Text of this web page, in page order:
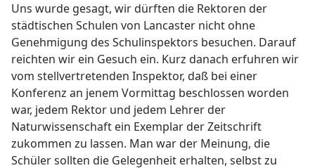
Uns wurde gesagt, wir dürften die Rektoren der
städtischen Schulen von Lancaster nicht ohne
Genehmigung des Schulinspektors besuchen. Darauf
reichten wir ein Gesuch ein. Kurz danach erfuhren wir
vom stellvertretenden Inspektor, daß bei einer
Konferenz an jenem Vormittag beschlossen worden
war, jedem Rektor und jedem Lehrer der
Naturwissenschaft ein Exemplar der Zeitschrift
zukommen zu lassen. Man war der Meinung, die
Schüler sollten die Gelegenheit erhalten, selbst zu